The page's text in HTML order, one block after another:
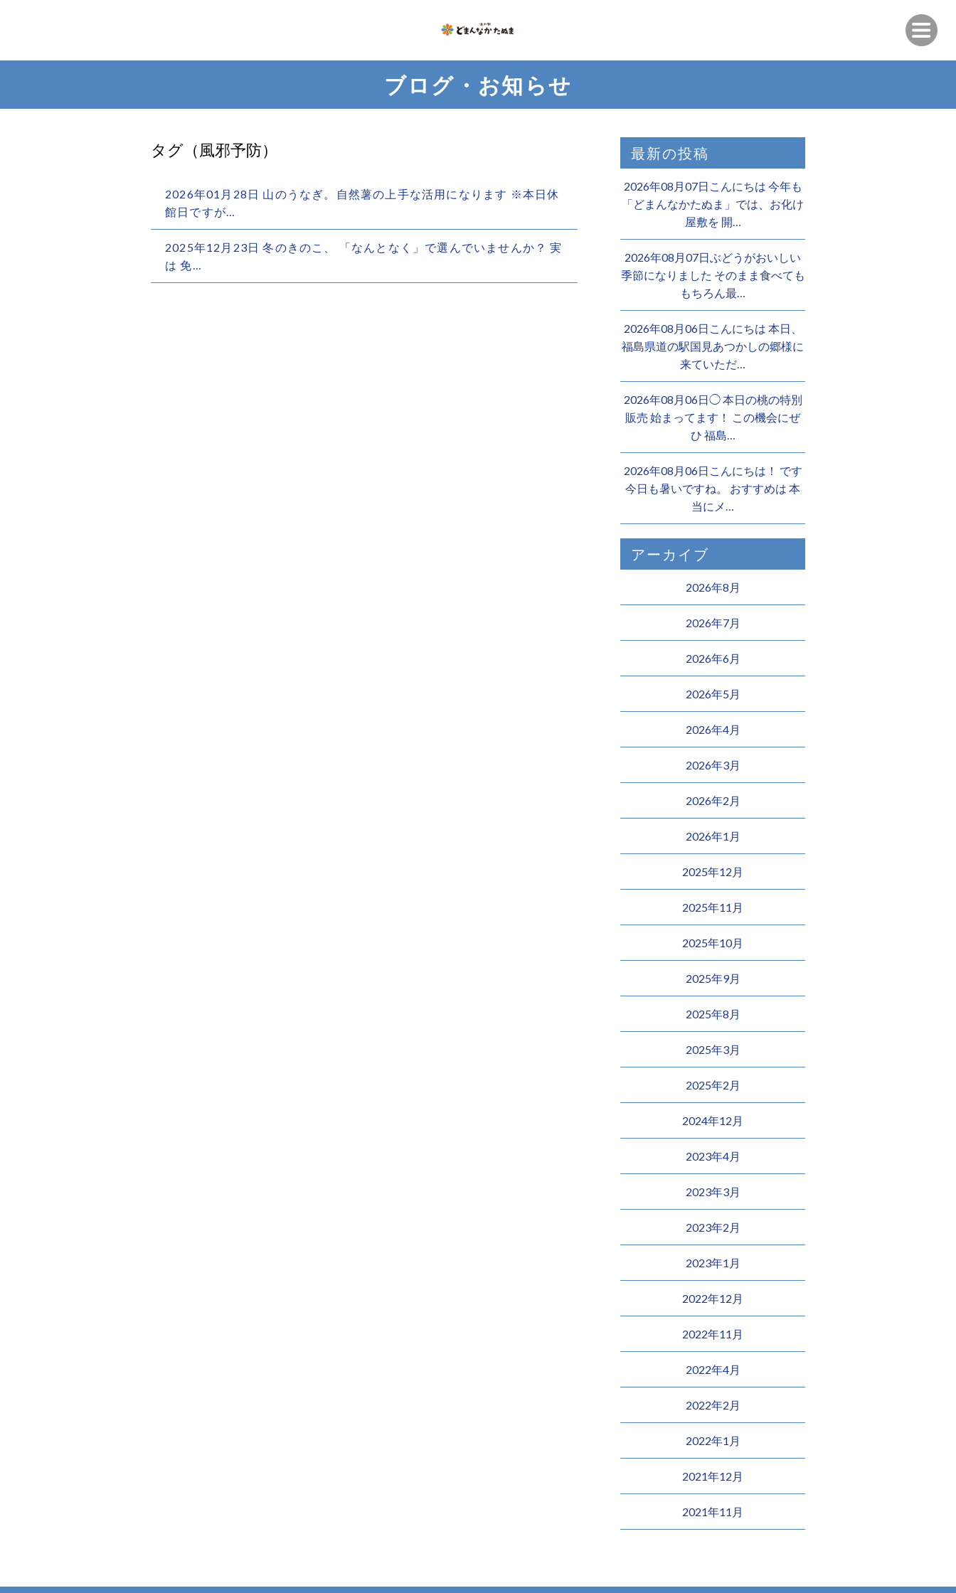
ブログ・お知らせ
タグ（風邪予防）
2026年01月28日 山のうなぎ。自然薯の上手な活用になります ※本日休
館日ですが…
2025年12月23日 冬のきのこ、 「なんとなく」で選んでいませんか？ 実
は 免…
最新の投稿
2026年08月07日こんにちは 今年も
「どまんなかたぬま」では、お化け
屋敷を 開…
2026年08月07日ぶどうがおいしい
季節になりました そのまま食べても
もちろん最…
2026年08月06日こんにちは 本日、
福島県道の駅国見あつかしの郷様に
来ていただ…
2026年08月06日◯ 本日の桃の特別
販売 始まってます！ この機会にぜ
ひ 福島…
2026年08月06日こんにちは！ です
今日も暑いですね。 おすすめは 本
当にメ…
アーカイブ
2026年8月
2026年7月
2026年6月
2026年5月
2026年4月
2026年3月
2026年2月
2026年1月
2025年12月
2025年11月
2025年10月
2025年9月
2025年8月
2025年3月
2025年2月
2024年12月
2023年4月
2023年3月
2023年2月
2023年1月
2022年12月
2022年11月
2022年4月
2022年2月
2022年1月
2021年12月
2021年11月